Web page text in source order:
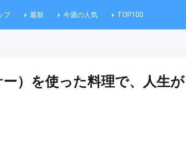
プ 最新 今週の人気 TOP100
）を使った料理で、人生が